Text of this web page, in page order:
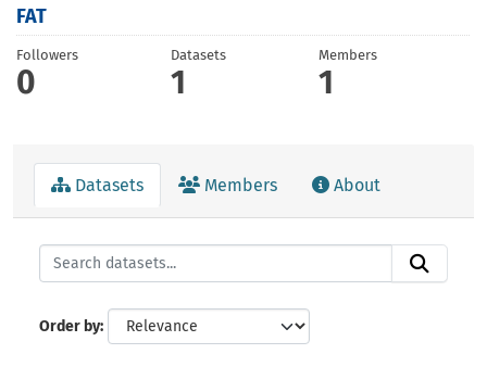
FAT
Followers
0
Datasets
1
Members
1
Datasets Members About
Order by